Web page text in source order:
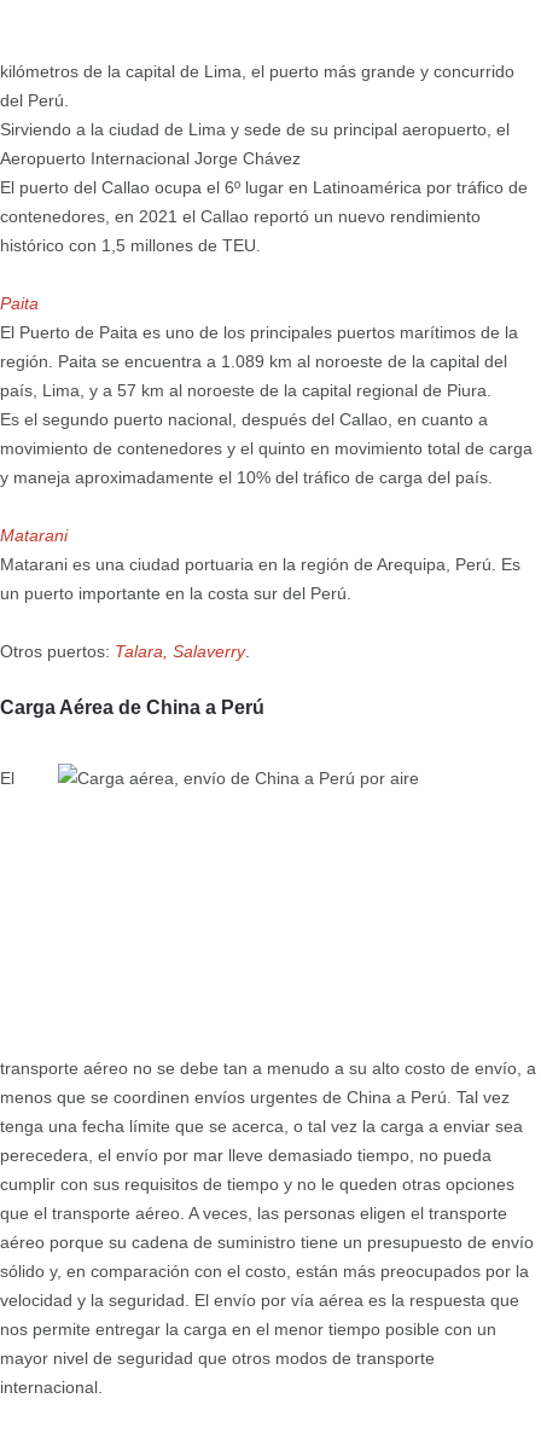
kilómetros de la capital de Lima, el puerto más grande y concurrido
del Perú.
Sirviendo a la ciudad de Lima y sede de su principal aeropuerto, el
Aeropuerto Internacional Jorge Chávez
El puerto del Callao ocupa el 6º lugar en Latinoamérica por tráfico de
contenedores, en 2021 el Callao reportó un nuevo rendimiento
histórico con 1,5 millones de TEU.
Paita
El Puerto de Paita es uno de los principales puertos marítimos de la
región. Paita se encuentra a 1.089 km al noroeste de la capital del
país, Lima, y a 57 km al noroeste de la capital regional de Piura.
Es el segundo puerto nacional, después del Callao, en cuanto a
movimiento de contenedores y el quinto en movimiento total de carga
y maneja aproximadamente el 10% del tráfico de carga del país.
Matarani
Matarani es una ciudad portuaria en la región de Arequipa, Perú. Es
un puerto importante en la costa sur del Perú.
Otros puertos: Talara, Salaverry.
Carga Aérea de China a Perú
El
transporte aéreo no se debe tan a menudo a su alto costo de envío, a
menos que se coordinen envíos urgentes de China a Perú. Tal vez
tenga una fecha límite que se acerca, o tal vez la carga a enviar sea
perecedera, el envío por mar lleve demasiado tiempo, no pueda
cumplir con sus requisitos de tiempo y no le queden otras opciones
que el transporte aéreo. A veces, las personas eligen el transporte
aéreo porque su cadena de suministro tiene un presupuesto de envío
sólido y, en comparación con el costo, están más preocupados por la
velocidad y la seguridad. El envío por vía aérea es la respuesta que
nos permite entregar la carga en el menor tiempo posible con un
mayor nivel de seguridad que otros modos de transporte
internacional.